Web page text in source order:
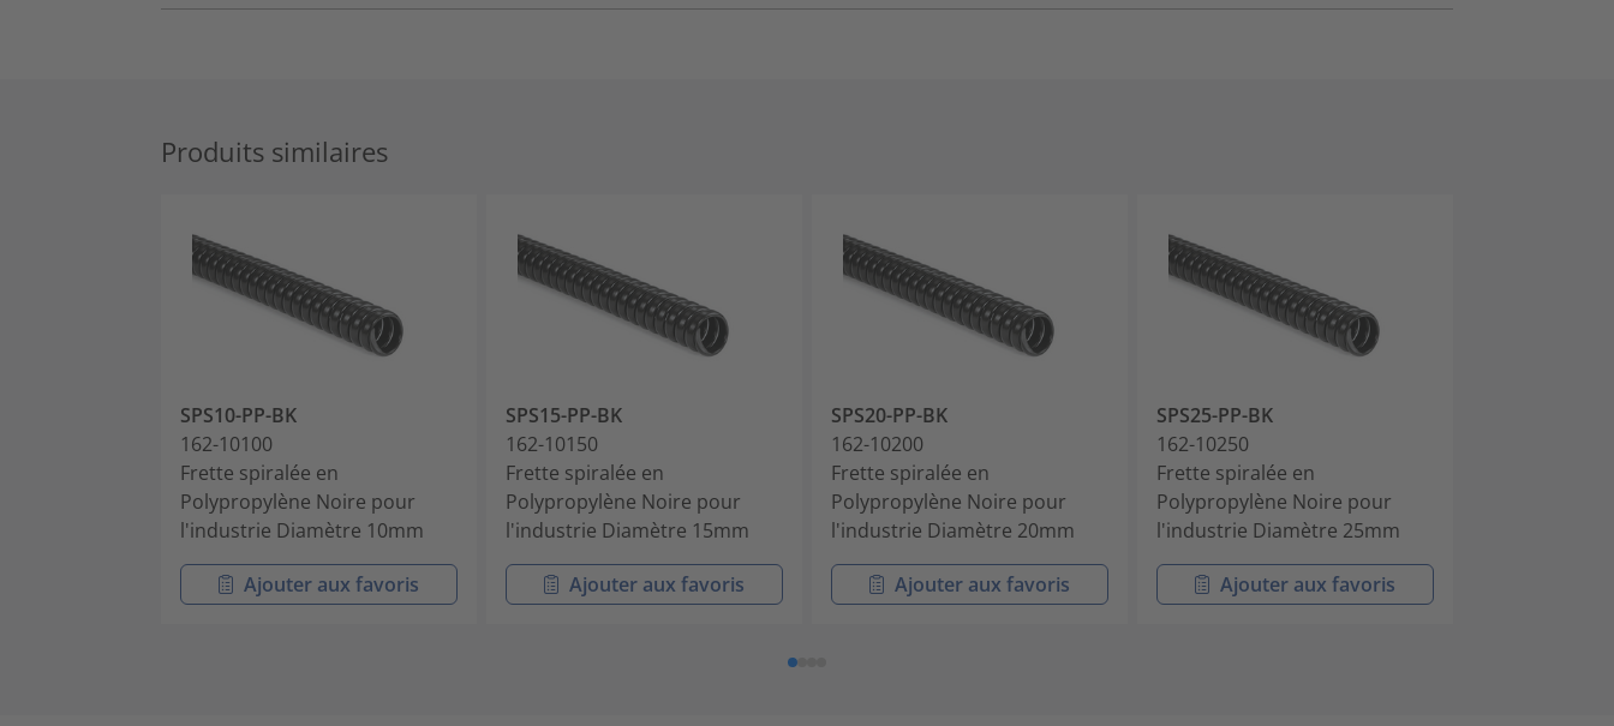
Produits similaires
SPS10-PP-BK
162-10100
Frette spiralée en
Polypropylène Noire pour
l'industrie Diamètre 10mm
Ajouter aux favoris
SPS15-PP-BK
162-10150
Frette spiralée en
Polypropylène Noire pour
l'industrie Diamètre 15mm
Ajouter aux favoris
SPS20-PP-BK
162-10200
Frette spiralée en
Polypropylène Noire pour
l'industrie Diamètre 20mm
Ajouter aux favoris
SPS25-PP-BK
162-10250
Frette spiralée en
Polypropylène Noire pour
l'industrie Diamètre 25mm
Ajouter aux favoris